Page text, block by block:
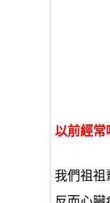
以前經常
我們祖祖